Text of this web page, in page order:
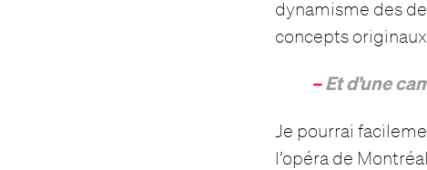
dynamisme des
concepts
–Et d’une
Je pourrai
l’opéra de